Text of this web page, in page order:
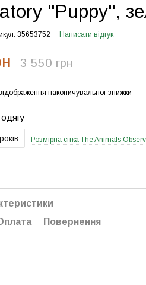
"Puppy",
35653752 Написати відгук
3 550 грн
накопичувальної знижки
Розмірна сітка The Animals
Повернення